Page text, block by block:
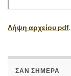
Λήψη αρχείου pdf.
ΣΑΝ ΣΉΜΕΡΑ